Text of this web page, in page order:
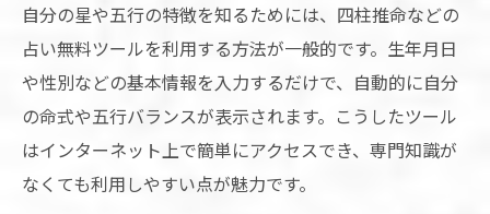
自分の星や五行の特徴を知るためには、四柱推命などの
占い無料ツールを利用する方法が一般的です。生年月日
や性別などの基本情報を入力するだけで、自動的に自分
の命式や五行バランスが表示されます。こうしたツール
はインターネット上で簡単にアクセスでき、専門知識が
なくても利用しやすい点が魅力です。